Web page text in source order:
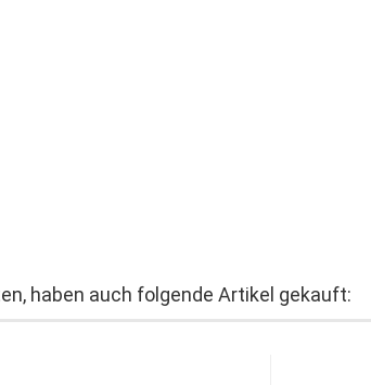
haben auch folgende Artikel gekauft: